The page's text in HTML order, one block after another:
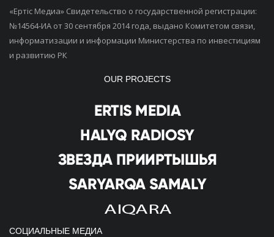
«Ертiс Медиа» Свидетельство о государственной регистрации:
№14564-ИА от 30 сентября 2014 года, выдано Комитетом связи,
информатизации и информации Министерства по инвестициям
и развитию РК
OUR PROJECTS
СОЦИАЛЬНЫЕ МЕДИА